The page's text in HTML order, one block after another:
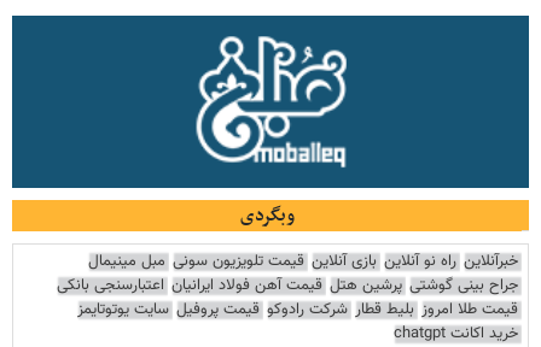
وبگردی
خبرآنلاین راه نو آنلاین بازی آنلاین قیمت تلویزیون سونی مبل مینیمال
جراح بینی گوشتی پرشین هتل قیمت آهن فولاد ایرانیان اعتبارسنجی بانکی
قیمت طلا امروز بلیط قطار شرکت رادوکو قیمت پروفیل سایت یوتوتایمز
خرید اکانت chatgpt